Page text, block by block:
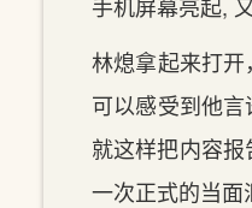
林熄拿起来打
可以感受到他
就这样把内容
一次正式的当面